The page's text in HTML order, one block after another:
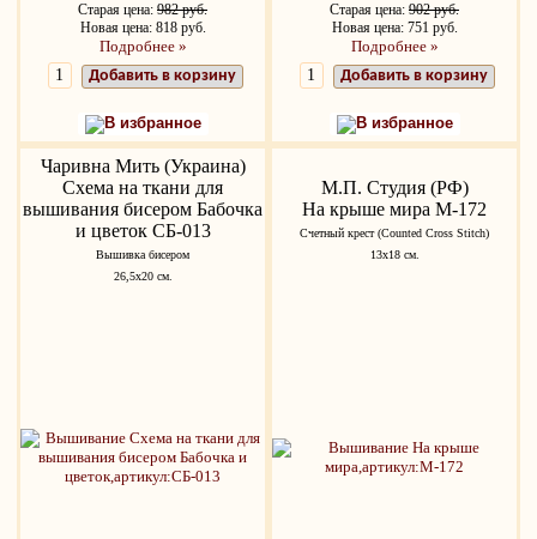
Старая цена: 982 руб.
Новая цена: 818 руб.
Подробнее »
Добавить в корзину
В избранное
Старая цена: 902 руб.
Новая цена: 751 руб.
Подробнее »
Добавить в корзину
В избранное
Чаривна Мить (Украина)
Схема на ткани для
вышивания бисером Бабочка
и цветок СБ-013
Вышивка бисером
26,5х20 см.
М.П. Студия (РФ)
На крыше мира М-172
Счетный крест (Counted Cross Stitch)
13х18 см.